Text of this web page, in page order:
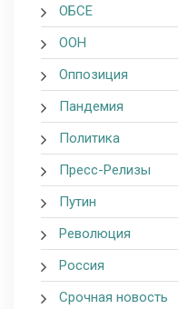
ОБСЕ
ООН
Оппозиция
Пандемия
Политика
Пресс-Релизы
Путин
Революция
Россия
Срочная новость